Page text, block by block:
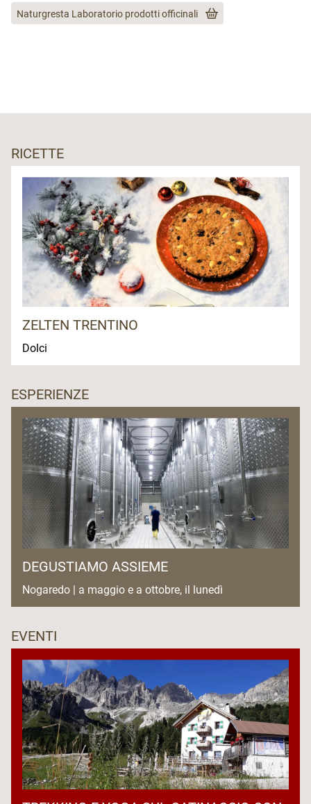
Naturgresta Laboratorio prodotti officinali
RICETTE
ZELTEN TRENTINO
Dolci
ESPERIENZE
DEGUSTIAMO ASSIEME
Nogaredo | a maggio e a ottobre, il lunedì
EVENTI